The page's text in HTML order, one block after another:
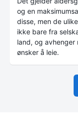
og en
disse, men de
ikke bare fra
land, og
ønsker å leie.